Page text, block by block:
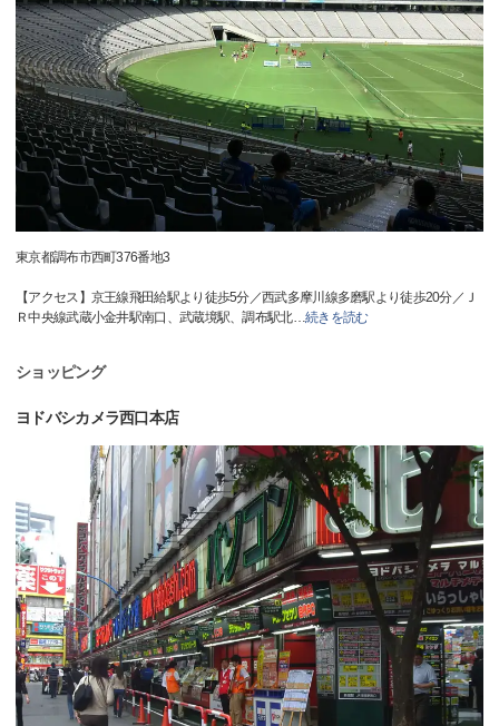
東京都調布市西町376番地3
【アクセス】京王線飛田給駅より徒歩5分／西武多摩川線多磨駅より徒歩20分／Ｊ
Ｒ中央線武蔵小金井駅南口、武蔵境駅、調布駅北…続きを読む
ショッピング
ヨドバシカメラ西口本店